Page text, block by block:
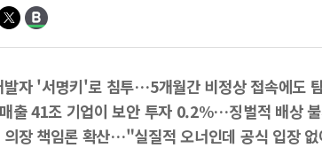
발자 '서명키'로 침투…5개월간 비정상 접속에도
출 41조 기업이 보안 투자 0.2%…징벌적 배상
의장 책임론 확산…"실질적 오너인데 공식 입장